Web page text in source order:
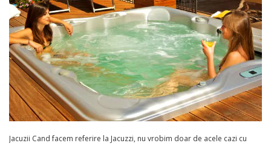
Jacuzii Cand facem referire la Jacuzzi, nu vrobim doar de acele cazi cu